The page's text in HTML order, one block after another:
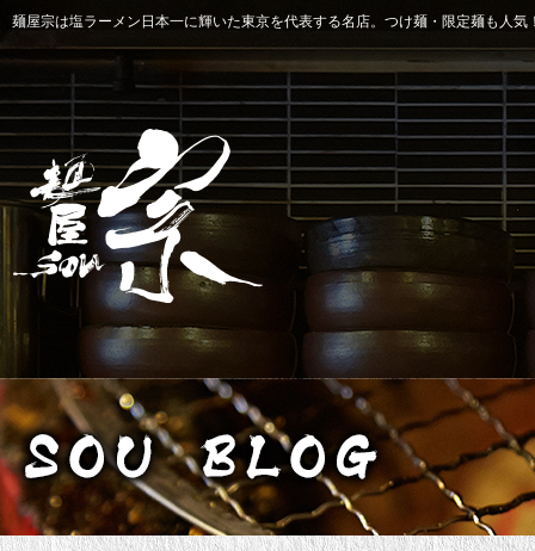
麺屋宗は塩ラーメン日本一に輝いた東京を代表する名店。つけ麺・限定麺も人